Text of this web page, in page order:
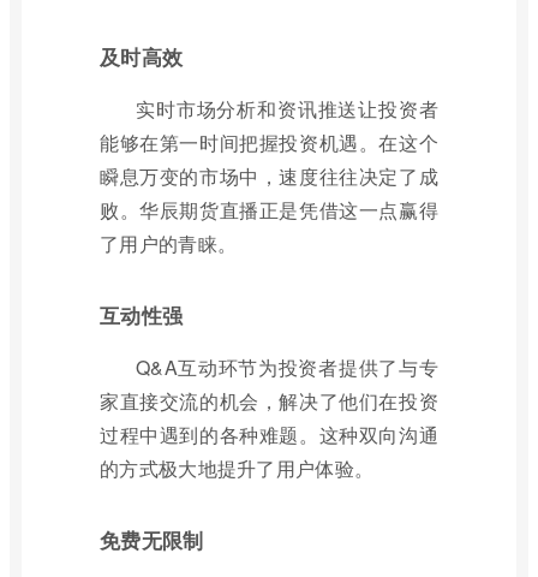
及时高效
实时市场分析和资讯推送让投资者
能够在第一时间把握投资机遇。在这个
瞬息万变的市场中，速度往往决定了成
败。华辰期货直播正是凭借这一点赢得
了用户的青睐。
互动性强
Q&A互动环节为投资者提供了与专
家直接交流的机会，解决了他们在投资
过程中遇到的各种难题。这种双向沟通
的方式极大地提升了用户体验。
免费无限制